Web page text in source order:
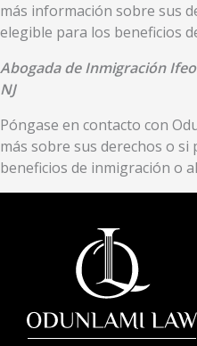
más información sobre sus
elegible para los beneficios
Abogada de Inmigración
NJ
Póngase en contacto con
más sobre sus derechos o
beneficios de inmigración o